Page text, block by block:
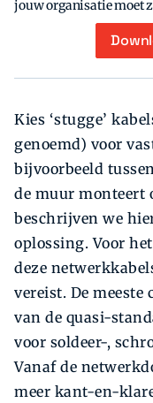
jouw organisatie moet
Kies ‘stugge’
genoemd) voor
bijvoorbeeld
de muur monteert
beschrijven we
oplossing. Voor
deze
vereist. De
van de quasi-
voor soldeer-,
Vanaf de
meer kant-en-